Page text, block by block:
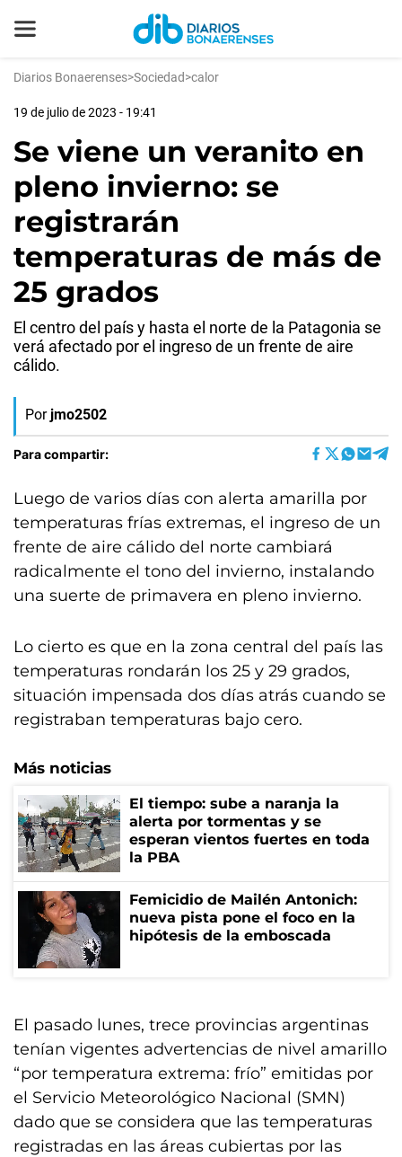
Diarios Bonaerenses>Sociedad>calor
19 de julio de 2023 - 19:41
Se viene un veranito en
pleno invierno: se
registrarán
temperaturas de más de
25 grados
El centro del país y hasta el norte de la Patagonia se
verá afectado por el ingreso de un frente de aire
cálido.
Por jmo2502
Para compartir:
Luego de varios días con alerta amarilla por
temperaturas frías extremas, el ingreso de un
frente de aire cálido del norte cambiará
radicalmente el tono del invierno, instalando
una suerte de primavera en pleno invierno.
Lo cierto es que en la zona central del país las
temperaturas rondarán los 25 y 29 grados,
situación impensada dos días atrás cuando se
registraban temperaturas bajo cero.
Más noticias
El tiempo: sube a naranja la
alerta por tormentas y se
esperan vientos fuertes en toda
la PBA
Femicidio de Mailén Antonich:
nueva pista pone el foco en la
hipótesis de la emboscada
El pasado lunes, trece provincias argentinas
tenían vigentes advertencias de nivel amarillo
“por temperatura extrema: frío” emitidas por
el Servicio Meteorológico Nacional (SMN)
dado que se considera que las temperaturas
registradas en las áreas cubiertas por las